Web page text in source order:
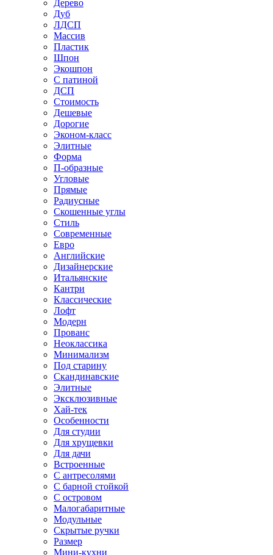
Дерево
Дуб
ЛДСП
Массив
Пластик
Шпон
Экошпон
С патиной
ДСП
Стоимость
Дешевые
Дорогие
Эконом-класс
Элитные
Форма
П-образные
Угловые
Прямые
Радиусные
Скошенные углы
Стиль
Современные
Евро
Английские
Дизайнерские
Итальянские
Кантри
Классические
Лофт
Модерн
Прованс
Неоклассика
Минимализм
Под старину
Скандинавские
Элитные
Эксклюзивные
Хай-тек
Особенности
Для студии
Для хрущевки
Для дачи
Встроенные
С антресолями
С барной стойкой
С островом
Малогабаритные
Модульные
Скрытые ручки
Размер
Мини-кухни